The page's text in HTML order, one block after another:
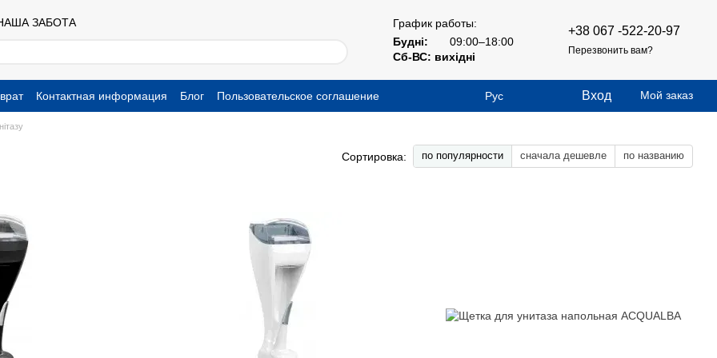
ЗАБОТА
График работы:
Будні:
09:00–18:00
Сб-ВС: вихідні
+38 067 -522-20-97
Перезвонить вам?
Контактная информация Блог
Пользовательское соглашение
Рус Вход Мой заказ
Сортировка: по популярности сначала дешевле по названию